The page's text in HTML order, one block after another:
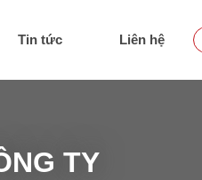
Tin tức Liên hệ
TY